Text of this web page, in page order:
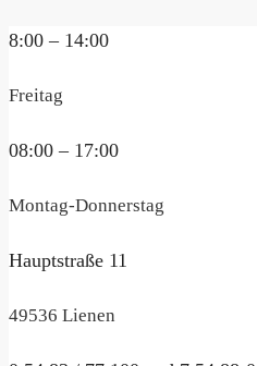
8:00 – 14:00
Freitag
08:00 – 17:00
Montag-Donnerstag
Hauptstraße 11
49536 Lienen